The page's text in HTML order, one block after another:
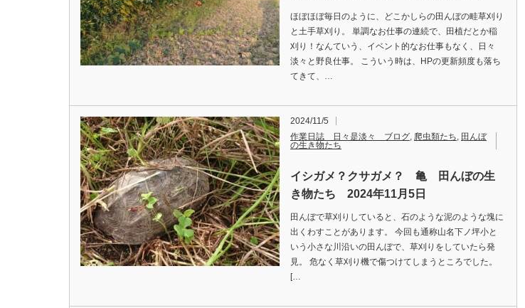
ほぼほぼ毎日のように、どこかしらの田んぼの畦草刈り
と土手草刈り。 単調なお仕事の連続で、田植だとか稲
刈り！なんていう、イベント的なお仕事もなく、日々
淡々と野良仕事。 こういう時は、HPの更新頻度も落ち
てきて、…
2024/11/5
作業日誌 日々是淡々 ブログ, 爬虫類たち, 田んぼ
の生き物たち
イシガメ？クサガメ？ 亀 田んぼの生
き物たち 2024年11月5日
田んぼで草刈りしていると、石のような泥のような塊に
出くわすことがあります。 今回も通称山名下ノ坪小と
いう小さな川沿いの田んぼで、草刈りをしていたら発
見。 危なく草刈り機で傷つけてしまうところでした。
[…